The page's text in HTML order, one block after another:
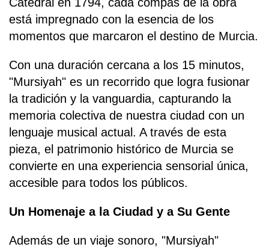
está impregnado con la esencia de los
momentos que marcaron el destino de Murcia.
Con una duración cercana a los 15 minutos,
"Mursiyah" es un recorrido que logra fusionar
la tradición y la vanguardia, capturando la
memoria colectiva de nuestra ciudad con un
lenguaje musical actual. A través de esta
pieza, el patrimonio histórico de Murcia se
convierte en una experiencia sensorial única,
accesible para todos los públicos.
Un Homenaje a la Ciudad y a Su Gente
Además de un viaje sonoro, "Mursiyah"